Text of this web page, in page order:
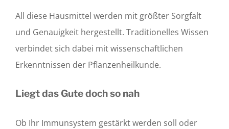
All diese Hausmittel werden mit größter Sorgfalt
und Genauigkeit hergestellt. Traditionelles Wissen
verbindet sich dabei mit wissenschaftlichen
Erkenntnissen der Pflanzenheilkunde.
Liegt das Gute doch so nah
Ob Ihr Immunsystem gestärkt werden soll oder